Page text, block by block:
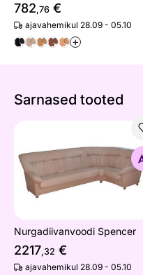
782,76 €
ajavahemikul 28.09 - 05.10
+
Sarnased tooted
Nurgadiivanvoodi
Otsi sarnaseid
Nurgadiivanvoodi Spencer
2217,32 €
ajavahemikul 28.09 - 05.10